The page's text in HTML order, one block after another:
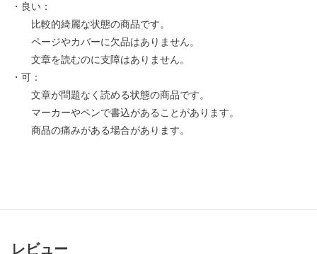
・良い：
比較的綺麗な状態の商品です。
ページやカバーに欠品はありません。
文章を読むのに支障はありません。
・可：
文章が問題なく読める状態の商品です。
マーカーやペンで書込があることがあります。
商品の痛みがある場合があります。
レビュー